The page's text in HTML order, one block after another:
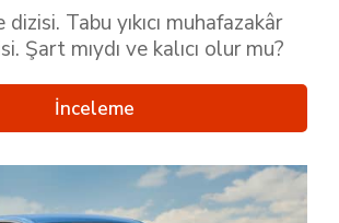
Tabu yıkıcı muhafazakâr
Şart mıydı ve kalıcı olur mu?
İnceleme